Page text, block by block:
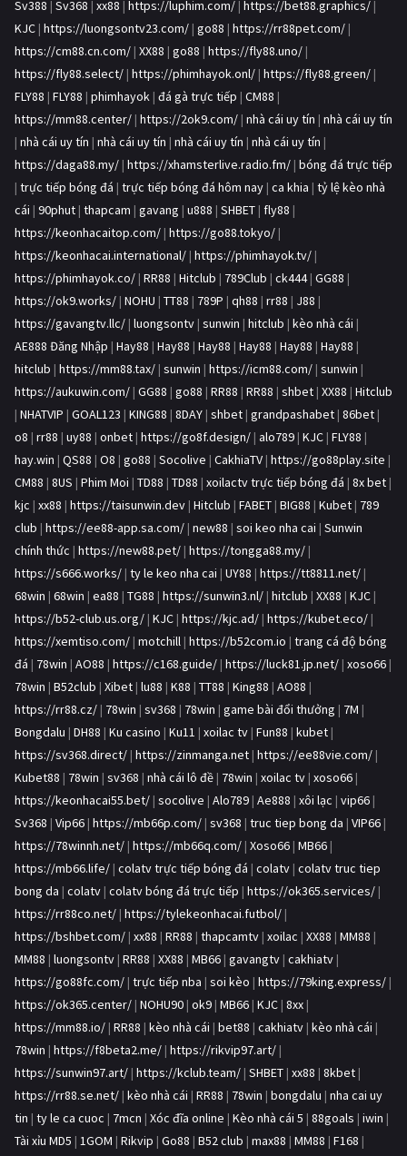
Sv388 | Sv368 | xx88 | https://luphim.com/ | https://bet88.graphics/ |
KJC | https://luongsontv23.com/ | go88 | https://rr88pet.com/ |
https://cm88.cn.com/ | XX88 | go88 | https://fly88.uno/ |
https://fly88.select/ | https://phimhayok.onl/ | https://fly88.green/ |
FLY88 | FLY88 | phimhayok | đá gà trực tiếp | CM88 |
https://mm88.center/ | https://2ok9.com/ | nhà cái uy tín | nhà cái uy tín
| nhà cái uy tín | nhà cái uy tín | nhà cái uy tín | nhà cái uy tín |
https://daga88.my/ | https://xhamsterlive.radio.fm/ | bóng đá trực tiếp
| trực tiếp bóng đá | trực tiếp bóng đá hôm nay | ca khia | tỷ lệ kèo nhà
cái | 90phut | thapcam | gavang | u888 | SHBET | fly88 |
https://keonhacaitop.com/ | https://go88.tokyo/ |
https://keonhacai.international/ | https://phimhayok.tv/ |
https://phimhayok.co/ | RR88 | Hitclub | 789Club | ck444| GG88 |
https://ok9.works/ | NOHU | TT88 | 789P | qh88 | rr88 | J88 |
https://gavangtv.llc/ | luongsontv | sunwin | hitclub | kèo nhà cái |
AE888 Đăng Nhập | Hay88 | Hay88 | Hay88 | Hay88 | Hay88 | Hay88 |
hitclub | https://mm88.tax/ | sunwin | https://icm88.com/ | sunwin |
https://aukuwin.com/ | GG88 | go88 | RR88 | RR88 | shbet | XX88 | Hitclub
| NHATVIP | GOAL123 | KING88 | 8DAY | shbet | grandpashabet | 86bet |
o8 | rr88 | uy88 | onbet | https://go8f.design/ | alo789 | KJC | FLY88 |
hay.win | QS88 | O8 | go88 | Socolive | CakhiaTV | https://go88play.site |
CM88 | 8US | Phim Moi | TD88 | TD88 | xoilactv trực tiếp bóng đá | 8x bet |
kjc | xx88 | https://taisunwin.dev | Hitclub | FABET | BIG88 | Kubet | 789
club | https://ee88-app.sa.com/ | new88 | soi keo nha cai | Sunwin
chính thức | https://new88.pet/ | https://tongga88.my/ |
https://s666.works/ | ty le keo nha cai | UY88 | https://tt8811.net/ |
68win | 68win | ea88 | TG88 | https://sunwin3.nl/ | hitclub | XX88 | KJC |
https://b52-club.us.org/ | KJC | https://kjc.ad/ | https://kubet.eco/ |
https://xemtiso.com/ | motchill | https://b52com.io | trang cá độ bóng
đá | 78win | AO88 | https://c168.guide/ | https://luck81.jp.net/ | xoso66 |
78win | B52club | Xibet | lu88 | K88 | TT88 | King88 | AO88 |
https://rr88.cz/ | 78win | sv368 | 78win | game bài đổi thưởng | 7M |
Bongdalu | DH88 | Ku casino | Ku11 | xoilac tv | Fun88 | kubet |
https://sv368.direct/ | https://zinmanga.net | https://ee88vie.com/ |
Kubet88 | 78win | sv368 | nhà cái lô đề | 78win | xoilac tv | xoso66 |
https://keonhacai55.bet/ | socolive | Alo789 | Ae888 | xôi lạc | vip66 |
Sv368 | Vip66 | https://mb66p.com/ | sv368 | truc tiep bong da | VIP66 |
https://78winnh.net/ | https://mb66q.com/ | Xoso66 | MB66 |
https://mb66.life/ | colatv trực tiếp bóng đá | colatv | colatv truc tiep
bong da | colatv | colatv bóng đá trực tiếp | https://ok365.services/ |
https://rr88co.net/ | https://tylekeonhacai.futbol/ |
https://bshbet.com/ | xx88 | RR88 | thapcamtv | xoilac | XX88 | MM88 |
MM88 | luongsontv | RR88 | XX88 | MB66 | gavangtv | cakhiatv |
https://go88fc.com/ | trực tiếp nba | soi kèo | https://79king.express/ |
https://ok365.center/ | NOHU90 | ok9 | MB66 | KJC | 8xx |
https://mm88.io/ | RR88 | kèo nhà cái | bet88 | cakhiatv | kèo nhà cái |
78win | https://f8beta2.me/ | https://rikvip97.art/ |
https://sunwin97.art/ | https://kclub.team/ | SHBET | xx88 | 8kbet |
https://rr88.se.net/ | kèo nhà cái | RR88 | 78win | bongdalu | nha cai uy
tin | ty le ca cuoc | 7mcn | Xóc đĩa online | Kèo nhà cái 5 | 88goals | iwin |
Tài xỉu MD5 | 1GOM | Rikvip | Go88 | B52 club | max88 | MM88 | F168 |